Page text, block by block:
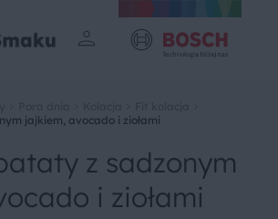
jajkiem, avocado i ziołami
z sadzonym
i ziołami